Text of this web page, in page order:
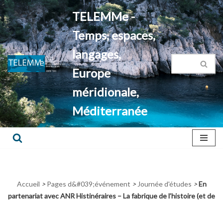
Aller
au
contenu
TELEMMe -
Temps, espaces,
langages,
Europe
méridionale,
Méditerranée
Accueil > Pages d&#039;événement > Journée d'études > En
partenariat avec ANR Histinéraires – La fabrique de l’histoire (et de